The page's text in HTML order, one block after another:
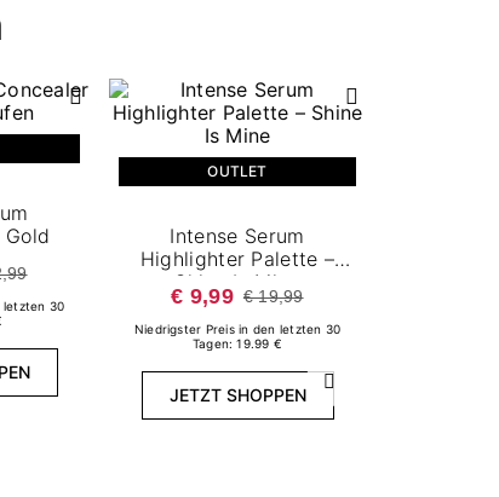
Weiter
letzten 30
OUTLET
Intense Serum
Highlighter Palette –
Shine Is Mine
€ 9,99 € 19,99
Niedrigster Preis in den letzten 30
Tagen: 19.99 €
JETZT SHOPPEN